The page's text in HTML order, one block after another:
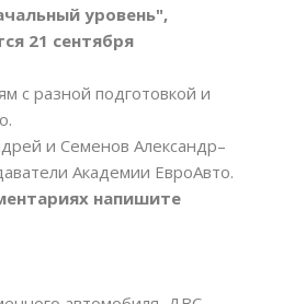
уровень",
21 сентября
с разной подготовкой и
и Семенов Александр–
Академии ЕвроАвто.
напишите